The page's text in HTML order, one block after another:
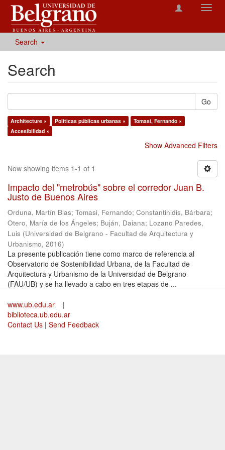
Search
Search
Go
Architecture × Políticas públicas urbanas ×
Tomasi, Fernando ×
Accesibilidad ×
Show Advanced Filters
Now showing items 1-1 of 1
Impacto del "metrobús" sobre el corredor Juan B.
Justo de Buenos Aires
Orduna, Martín Blas; Tomasi, Fernando; Constantinidis, Bárbara;
Otero, María de los Ángeles; Buján, Daiana; Lozano Paredes,
Luis (Universidad de Belgrano - Facultad de Arquitectura y
Urbanismo, 2016)
La presente publicación tiene como marco de referencia al
Observatorio de Sostenibilidad Urbana, de la Facultad de
Arquitectura y Urbanismo de la Universidad de Belgrano
(FAU/UB) y se ha llevado a cabo en tres etapas de ...
www.ub.edu.ar
|
biblioteca.ub.edu.ar
Contact Us | Send Feedback